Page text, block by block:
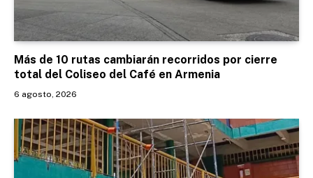
Más de 10 rutas cambiarán recorridos por cierre
total del Coliseo del Café en Armenia
6 agosto, 2026